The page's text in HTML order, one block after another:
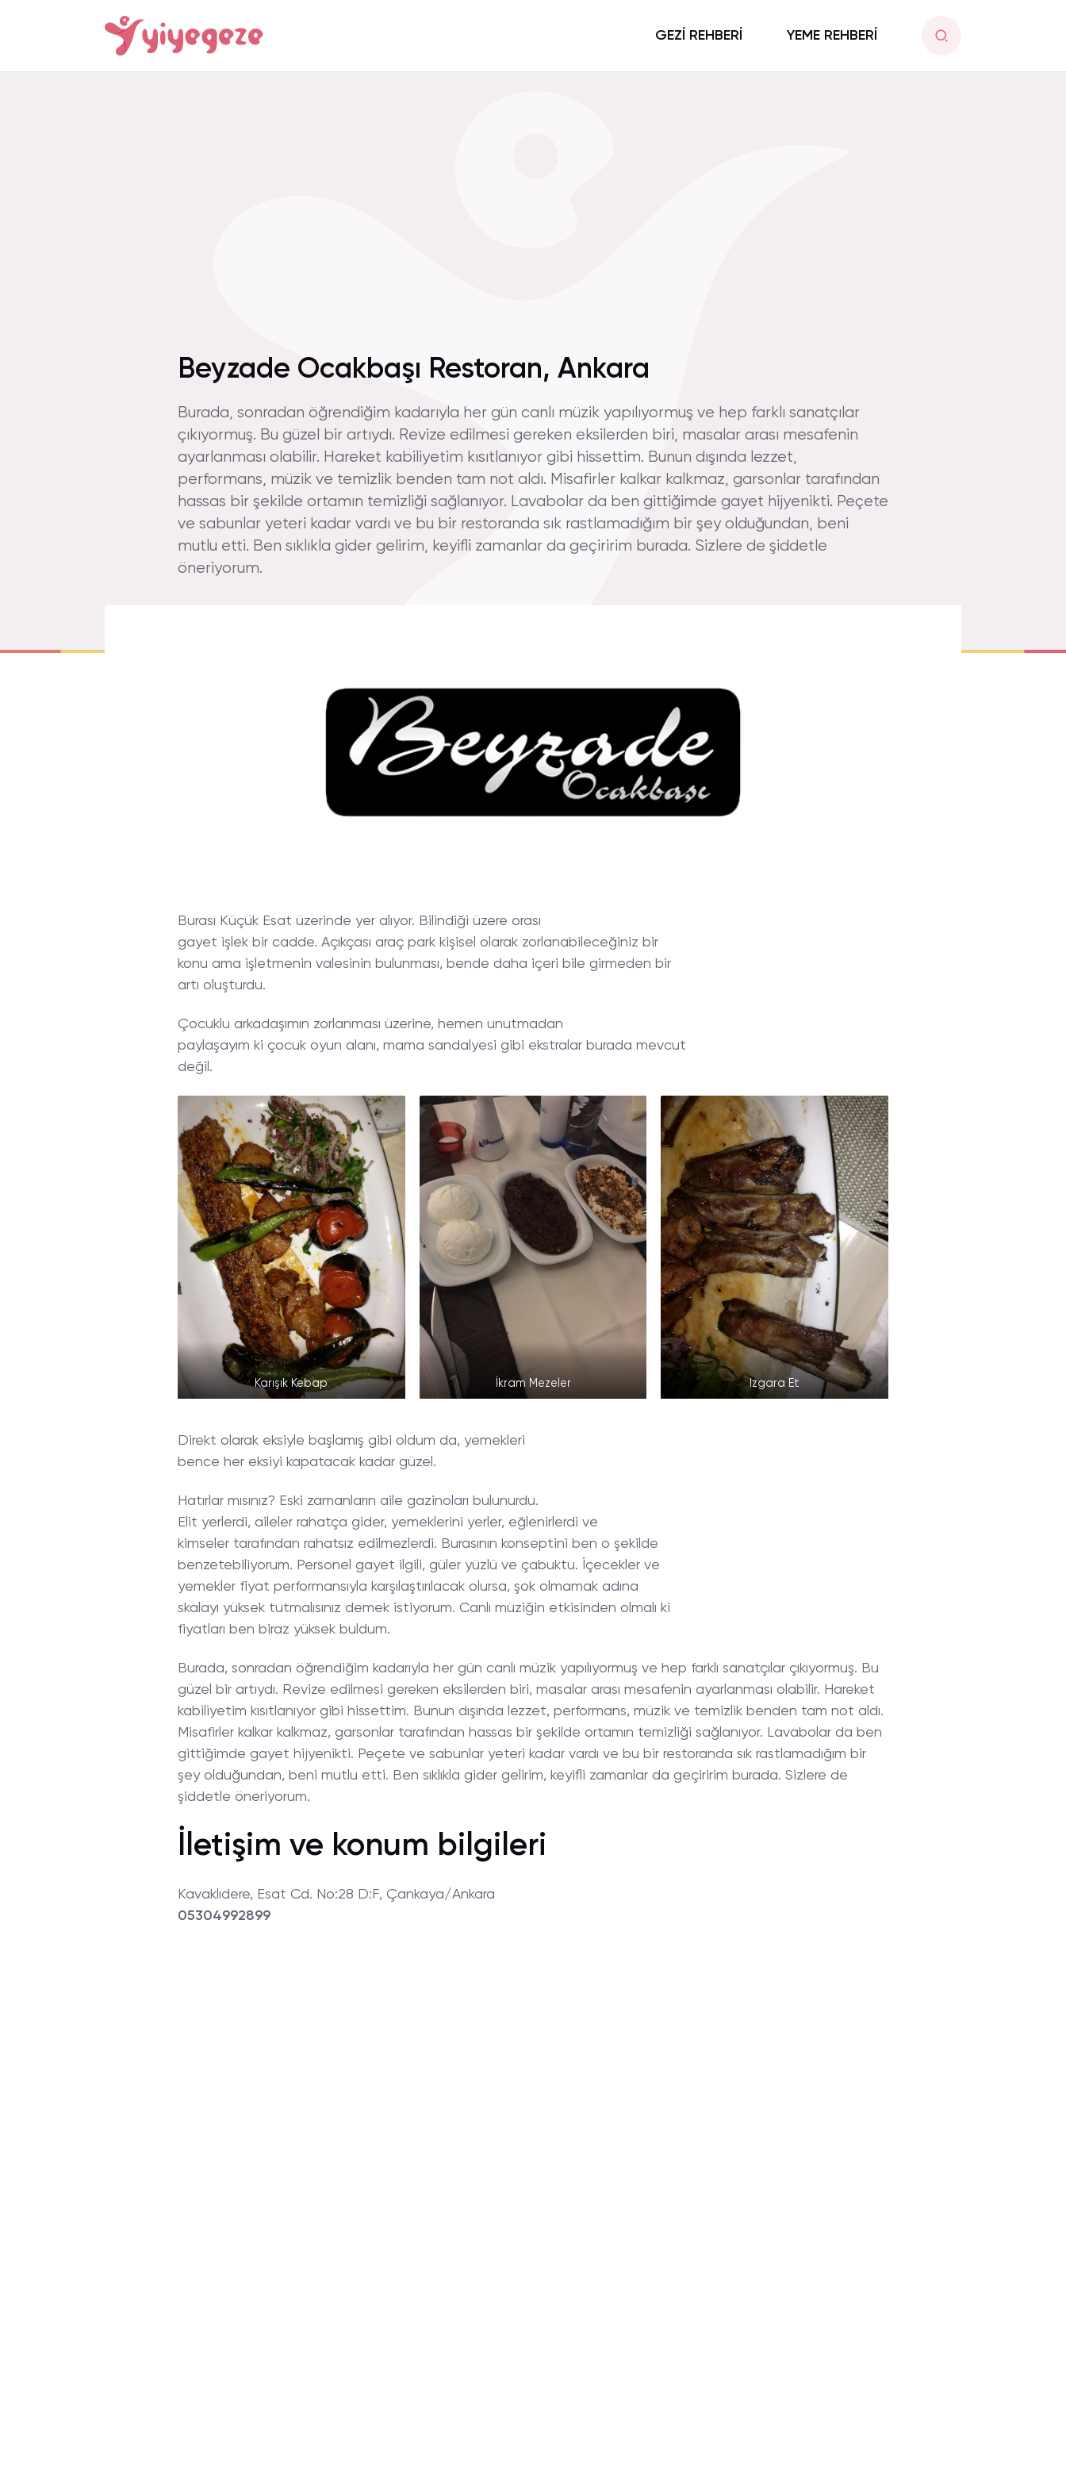
GEZİ REHBERİ YEME REHBERİ
Beyzade Ocakbaşı Restoran, Ankara
Burada, sonradan öğrendiğim kadarıyla her gün canlı müzik yapılıyormuş ve hep farklı sanatçılar
çıkıyormuş. Bu güzel bir artıydı. Revize edilmesi gereken eksilerden biri, masalar arası mesafenin
ayarlanması olabilir. Hareket kabiliyetim kısıtlanıyor gibi hissettim. Bunun dışında lezzet,
performans, müzik ve temizlik benden tam not aldı. Misafirler kalkar kalkmaz, garsonlar tarafından
hassas bir şekilde ortamın temizliği sağlanıyor. Lavabolar da ben gittiğimde gayet hijyenikti. Peçete
ve sabunlar yeteri kadar vardı ve bu bir restoranda sık rastlamadığım bir şey olduğundan, beni
mutlu etti. Ben sıklıkla gider gelirim, keyifli zamanlar da geçiririm burada. Sizlere de şiddetle
öneriyorum.
Burası Küçük Esat üzerinde yer alıyor. Bilindiği üzere orası
gayet işlek bir cadde. Açıkçası araç park kişisel olarak zorlanabileceğiniz bir
konu ama işletmenin valesinin bulunması, bende daha içeri bile girmeden bir
artı oluşturdu.
Çocuklu arkadaşımın zorlanması üzerine, hemen unutmadan
paylaşayım ki çocuk oyun alanı, mama sandalyesi gibi ekstralar burada mevcut
değil.
Karışık Kebap İkram Mezeler Izgara Et
Direkt olarak eksiyle başlamış gibi oldum da, yemekleri
bence her eksiyi kapatacak kadar güzel.
Hatırlar mısınız? Eski zamanların aile gazinoları bulunurdu.
Elit yerlerdi, aileler rahatça gider, yemeklerini yerler, eğlenirlerdi ve
kimseler tarafından rahatsız edilmezlerdi. Burasının konseptini ben o şekilde
benzetebiliyorum. Personel gayet ilgili, güler yüzlü ve çabuktu. İçecekler ve
yemekler fiyat performansıyla karşılaştırılacak olursa, şok olmamak adına
skalayı yüksek tutmalısınız demek istiyorum. Canlı müziğin etkisinden olmalı ki
fiyatları ben biraz yüksek buldum.
Burada, sonradan öğrendiğim kadarıyla her gün canlı müzik yapılıyormuş ve hep farklı sanatçılar çıkıyormuş. Bu
güzel bir artıydı. Revize edilmesi gereken eksilerden biri, masalar arası mesafenin ayarlanması olabilir. Hareket
kabiliyetim kısıtlanıyor gibi hissettim. Bunun dışında lezzet, performans, müzik ve temizlik benden tam not aldı.
Misafirler kalkar kalkmaz, garsonlar tarafından hassas bir şekilde ortamın temizliği sağlanıyor. Lavabolar da ben
gittiğimde gayet hijyenikti. Peçete ve sabunlar yeteri kadar vardı ve bu bir restoranda sık rastlamadığım bir
şey olduğundan, beni mutlu etti. Ben sıklıkla gider gelirim, keyifli zamanlar da geçiririm burada. Sizlere de
şiddetle öneriyorum.
İletişim ve konum bilgileri
Kavaklıdere, Esat Cd. No:28 D:F, Çankaya/Ankara
05304992899